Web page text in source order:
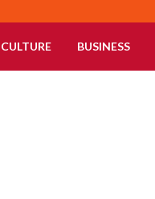
CULTURE BUSINESS